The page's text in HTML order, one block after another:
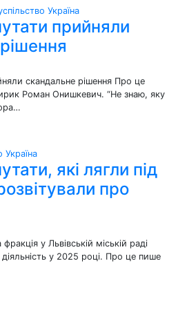
Україна
прийняли
скандальне рішення Про це
Роман Онишкевич. “Не знаю, яку
Україна
які лягли під
про
у Львівській міській раді
у 2025 році. Про це пише